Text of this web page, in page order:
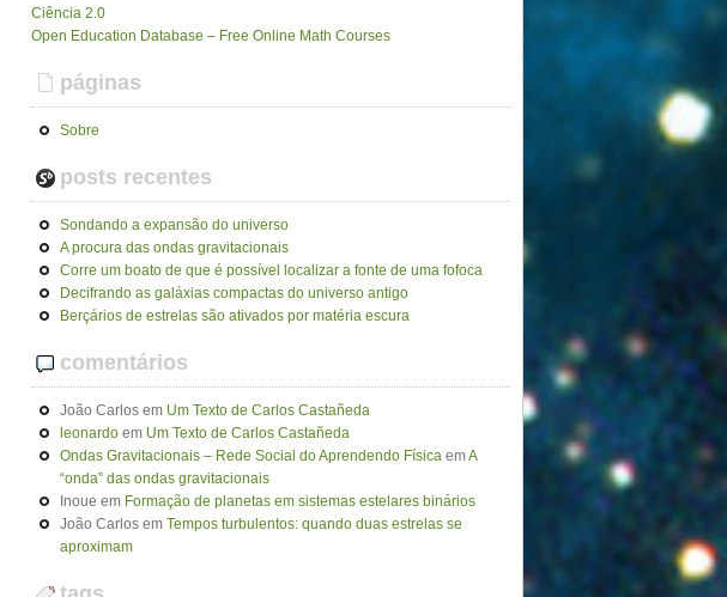
Ciência 2.0
Open Education Database – Free Online Math Courses
páginas
Sobre
posts recentes
Sondando a expansão do universo
A procura das ondas gravitacionais
Corre um boato de que é possível localizar a fonte de uma fofoca
Decifrando as galáxias compactas do universo antigo
Berçários de estrelas são ativados por matéria escura
comentários
João Carlos em Um Texto de Carlos Castañeda
leonardo em Um Texto de Carlos Castañeda
Ondas Gravitacionais – Rede Social do Aprendendo Física emA
“onda” das ondas gravitacionais
Inoue em Formação de planetas em sistemas estelares binários
João Carlos em Tempos turbulentos: quando duas estrelas se
aproximam